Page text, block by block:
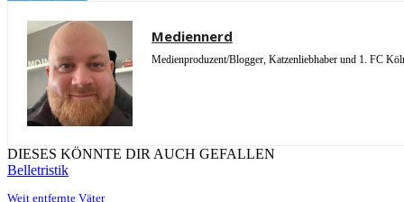
Mediennerd
Medienproduzent/Blogger, Katzenliebhaber und 1. FC
DIESES KÖNNTE DIR AUCH GEFALLEN
Belletristik
Weit entfernte Väter